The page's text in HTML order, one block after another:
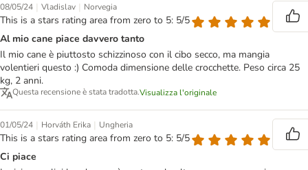
08/05/24 | Vladislav | Norvegia
This is a stars rating area from zero to 5: 5/5
Al mio cane piace davvero tanto
Il mio cane è piuttosto schizzinoso con il cibo secco, ma mangia
volentieri questo :) Comoda dimensione delle crocchette. Peso circa 25
kg, 2 anni.
Questa recensione è stata tradotta.Visualizza l'originale
01/05/24 | Horváth Erika | Ungheria
This is a stars rating area from zero to 5: 5/5
Ci piace